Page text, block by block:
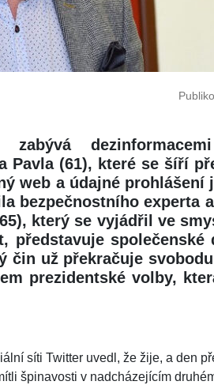
Pavla (61), které se šíří
web a údajné prohlášení
bezpečnostního experta
který se vyjádřil ve
představuje společenské
čin už překračuje
prezidentské volby,
síti Twitter uvedl, že žije, a den
špinavosti v nadcházejícím